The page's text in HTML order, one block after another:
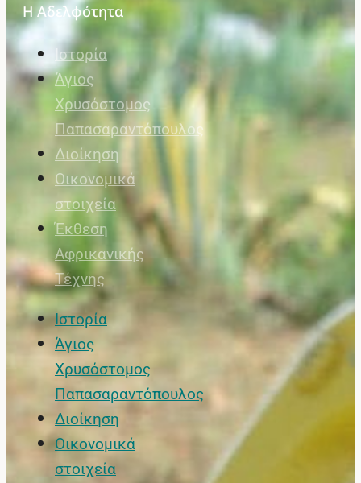
Η Αδελφότητα
Ιστορία
Άγιος
Χρυσόστομος
Παπασαραντόπουλος
Διοίκηση
Οικονομικά
στοιχεία
Έκθεση
Αφρικανικής
Τέχνης
Ιστορία
Άγιος
Χρυσόστομος
Παπασαραντόπουλος
Διοίκηση
Οικονομικά
στοιχεία